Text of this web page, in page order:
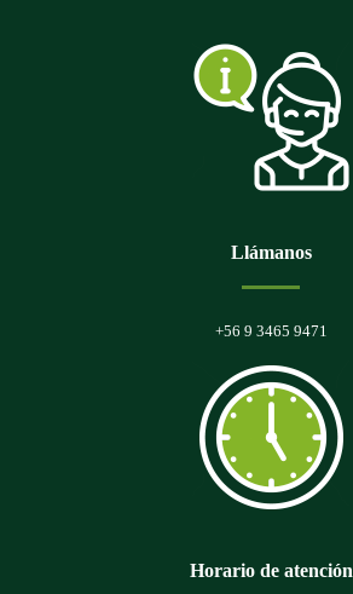
Llámanos
+56 9 3465 9471
Horario de atención